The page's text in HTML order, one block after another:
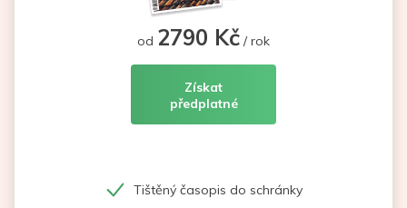
od 2790 Kč / rok
Získat
předplatné
Tištěný časopis do schránky